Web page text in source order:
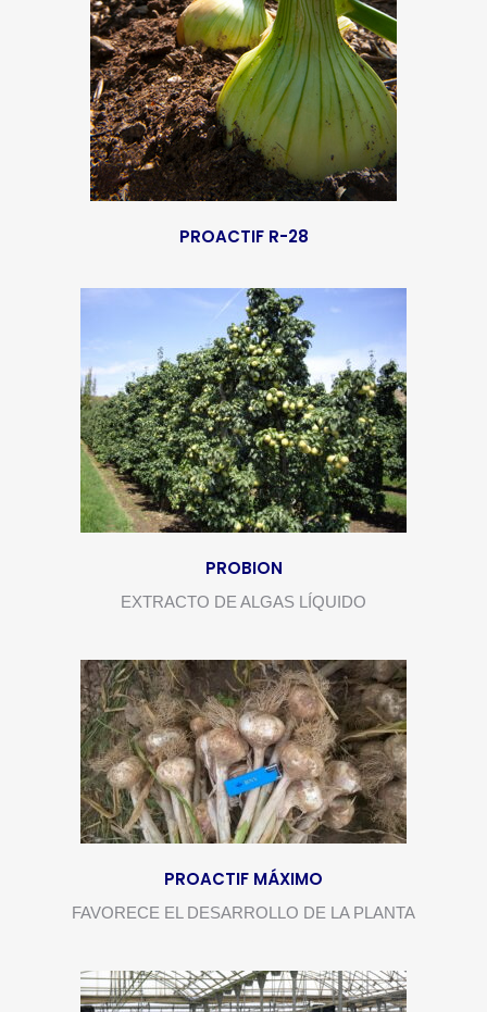
PROACTIF R-28
PROBION
EXTRACTO DE ALGAS LÍQUIDO
PROACTIF MÁXIMO
FAVORECE EL DESARROLLO DE LA PLANTA